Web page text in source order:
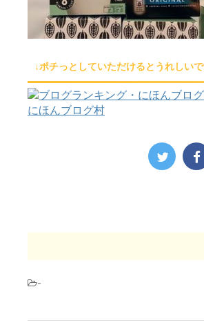
↓ポチっとしていただけるとうれしい
にほんブログ村
-